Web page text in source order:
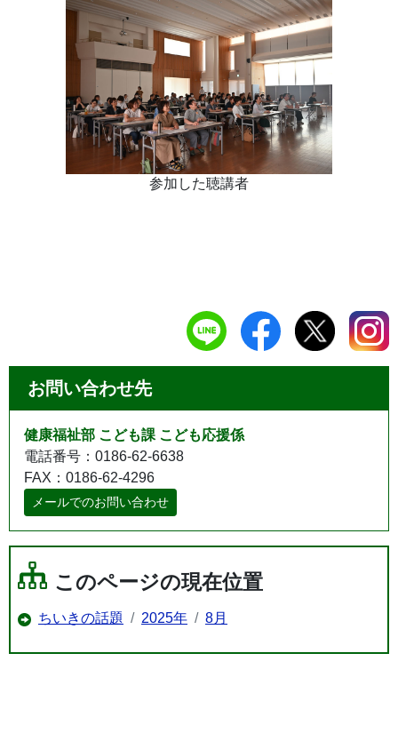
参加した聴講者
お問い合わせ先
健康福祉部 こども課 こども応援係
電話番号：0186-62-6638
FAX：0186-62-4296
メールでのお問い合わせ
このページの現在位置
ちいきの話題 2025年 8月